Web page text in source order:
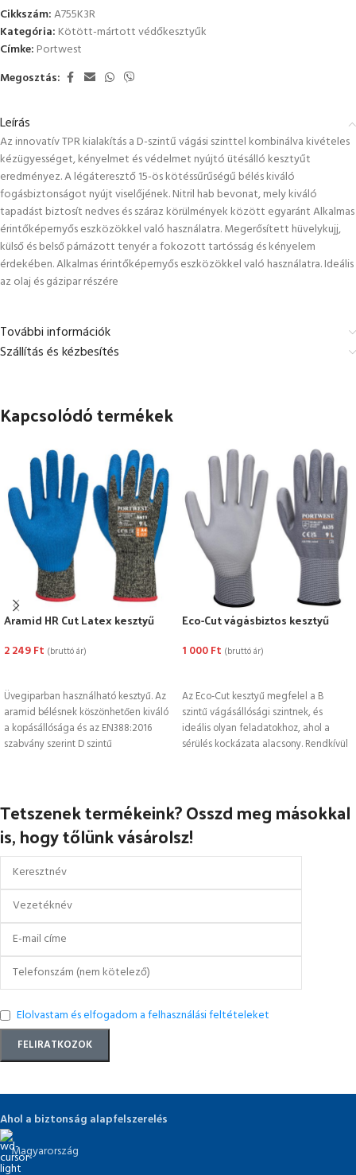
Cikkszám:A755K3R
Kategória: Kötött-mártott védőkesztyűk
Címke: Portwest
Megosztás:
Leírás
Az innovatív TPR kialakítás a D-szintű vágási szinttel kombinálva kivételes
kézügyességet, kényelmet és védelmet nyújtó ütésálló kesztyűt
eredményez. A légáteresztő 15-ös kötéssűrűségű bélés kiváló
fogásbiztonságot nyújt viselőjének. Nitril hab bevonat, mely kiváló
tapadást biztosít nedves és száraz körülmények között egyaránt Alkalmas
érintőképernyős eszközökkel való használatra. Megerősített hüvelykujj,
külső és belső párnázott tenyér a fokozott tartósság és kényelem
érdekében. Alkalmas érintőképernyős eszközökkel való használatra. Ideális
az olaj és gázipar részére
További információk
Szállítás és kézbesítés
Kapcsolódó termékek
Aramid HR Cut Latex kesztyű
2 249Ft (bruttó ár)
Üvegiparban használható kesztyű. Az
aramid bélésnek köszönhetően kiváló
a kopásállósága és az EN388:2016
szabvány szerint D szintű
Eco-Cut vágásbiztos kesztyű
1 000Ft (bruttó ár)
Az Eco-Cut kesztyű megfelel a B
szintű vágásállósági szintnek, és
ideális olyan feladatokhoz, ahol a
sérülés kockázata alacsony. Rendkívül
Tetszenek termékeink? Osszd meg másokkal
is, hogy tőlünk vásárolsz!
Elolvastam és elfogadom a felhasználási feltételeket
Ahol a biztonság alapfelszerelés
Magyarország